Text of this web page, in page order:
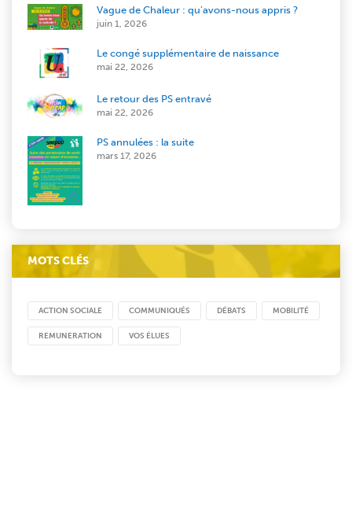
Vague de Chaleur : qu’avons-nous appris ?
juin 1, 2026
Le congé supplémentaire de naissance
mai 22, 2026
Le retour des PS entravé
mai 22, 2026
PS annulées : la suite
mars 17, 2026
MOTS CLÉS
ACTION SOCIALE COMMUNIQUÉS DÉBATS MOBILITÉ
REMUNERATION VOS ÉLUES